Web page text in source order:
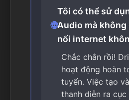
🌐
Tôi có thể sử
Audio mà không
nối internet
Chắc chắn rồi!
hoạt động hoàn
tuyến. Việc tạo
thanh diễn ra